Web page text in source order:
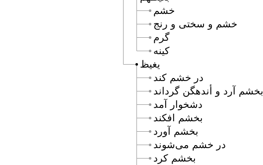
يغيظ
خشم
خشم و سختى و رنج
گرم
كينه
در خشم كند
بخشم آرد و أندهگن گرداند
دشخوار آمد
بخشم افكند
بخشم آورد
در خشم مى‌شوند
بخشم كرد